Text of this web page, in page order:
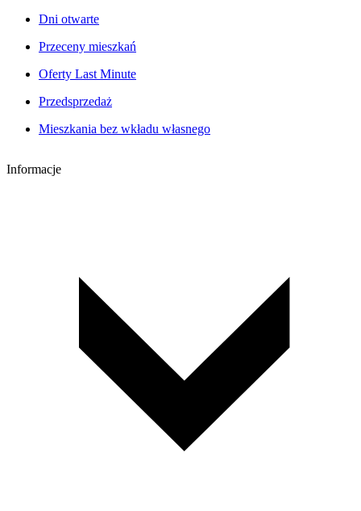
Dni otwarte
Przeceny mieszkań
Oferty Last Minute
Przedsprzedaż
Mieszkania bez wkładu własnego
Informacje